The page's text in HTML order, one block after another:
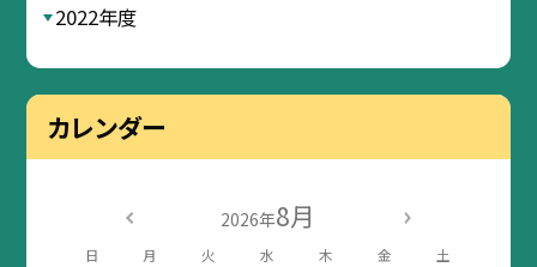
2022年度
カレンダー
2026年8月
日 月 火 水 木 金 土